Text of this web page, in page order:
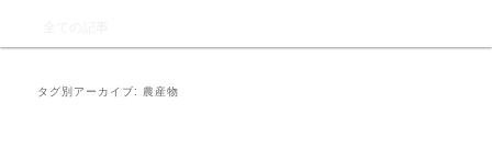
タグ別アーカイブ: 農産物